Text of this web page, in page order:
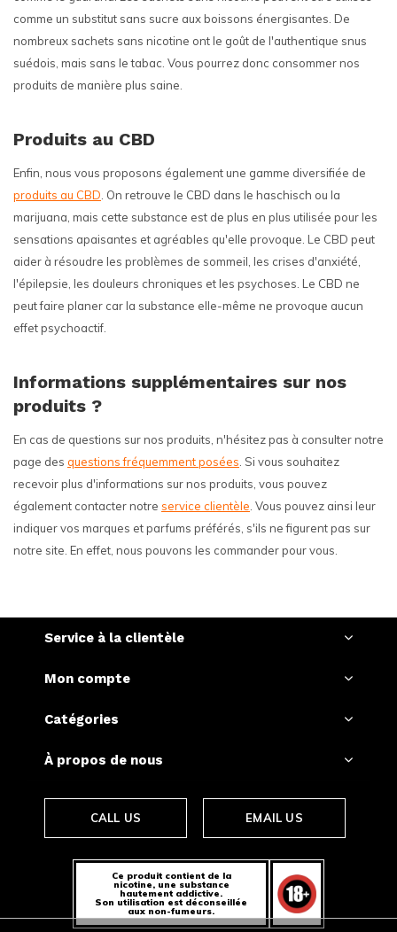
comme un substitut sans sucre aux boissons énergisantes. De
nombreux sachets sans nicotine ont le goût de l'authentique snus
suédois, mais sans le tabac. Vous pourrez donc consommer nos
produits de manière plus saine.
Produits au CBD
Enfin, nous vous proposons également une gamme diversifiée de
produits au CBD . On retrouve le CBD dans le haschisch ou la
marijuana, mais cette substance est de plus en plus utilisée pour les
sensations apaisantes et agréables qu'elle provoque. Le CBD peut
aider à résoudre les problèmes de sommeil, les crises d'anxiété,
l'épilepsie, les douleurs chroniques et les psychoses. Le CBD ne
peut faire planer car la substance elle-même ne provoque aucun
effet psychoactif.
Informations supplémentaires sur nos
produits ?
En cas de questions sur nos produits, n'hésitez pas à consulter notre
page des questions fréquemment posées . Si vous souhaitez
recevoir plus d'informations sur nos produits, vous pouvez
également contacter notre service clientèle . Vous pouvez ainsi leur
indiquer vos marques et parfums préférés, s'ils ne figurent pas sur
notre site. En effet, nous pouvons les commander pour vous.
Service à la clientèle
Mon compte
Catégories
À propos de nous
CALL US EMAIL US
Ce produit contient de la
nicotine, une substance
hautement addictive.
Son utilisation est déconseillée
aux non-fumeurs.